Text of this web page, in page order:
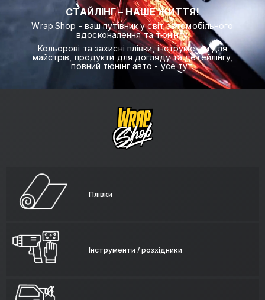
СТАЙЛІНГ – НАШЕ ЖИТТЯ!
Wrap.Shop - ваш путівник у світ автомобільного
вдосконалення та тюнінгу.
Кольорові та захисні плівки, інструменти для
майстрів, продукти для догляду та детейлінгу,
повний тюнінг авто - усе тут.
Плівки
Інструменти / розхідники